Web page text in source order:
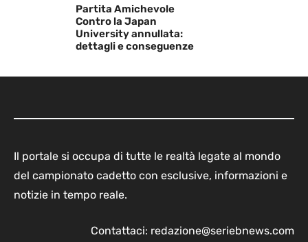
Partita Amichevole
Contro la Japan
University annullata:
dettagli e conseguenze
Il portale si occupa di tutte le realtà legate al mondo
del campionato cadetto con esclusive, informazioni e
notizie in tempo reale.
Contattaci: redazione@seriebnews.com